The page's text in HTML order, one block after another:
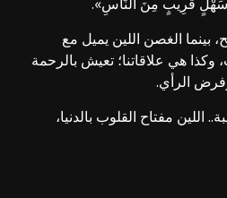
بينما الغصن اللين يميل مع
وكذا هي علاقاتنا؛ تعيش بالرحمة
الرأي.
اللين مفتاح القلوب بالدنيا،